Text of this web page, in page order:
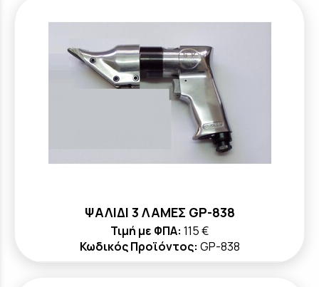
ΨΑΛΙΔΙ 3 ΛΑΜΕΣ GP-838
Τιμή με ΦΠΑ: 115 €
Κωδικός Προϊόντος: GP-838